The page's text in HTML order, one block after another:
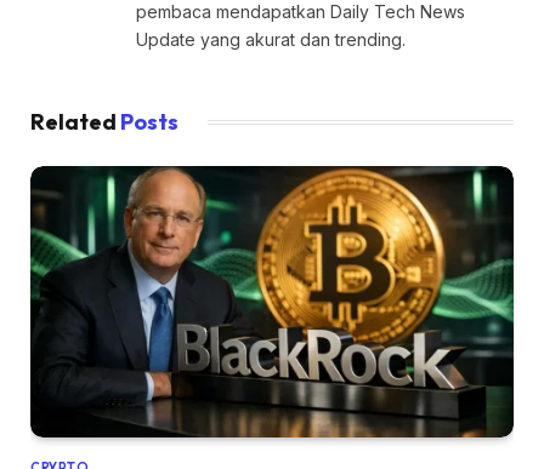
pembaca mendapatkan Daily Tech News
Update yang akurat dan trending.
Related Posts